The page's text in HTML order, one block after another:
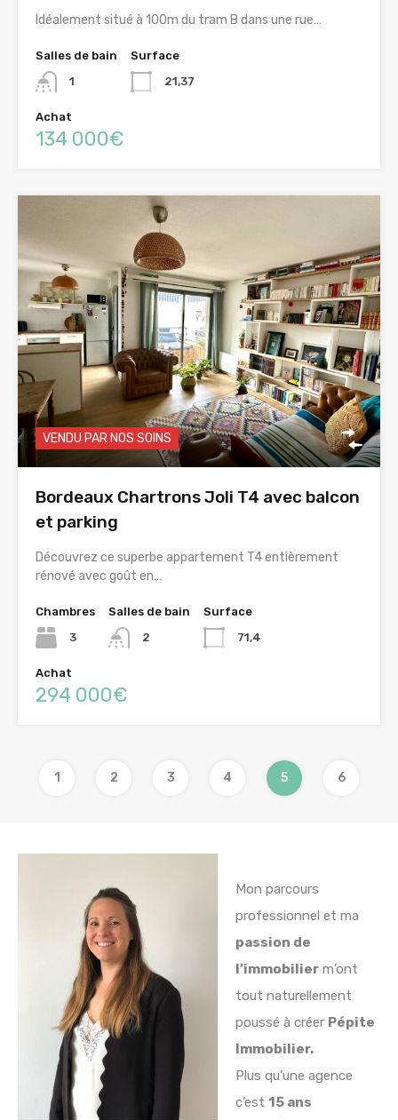
Idéalement situé à 100m du tram B dans une rue…
Salles de bain
1
Surface
21,37
Achat
134 000€
VENDU PAR NOS SOINS
Bordeaux Chartrons Joli T4 avec balcon
et parking
Découvrez ce superbe appartement T4 entièrement
rénové avec goût en…
Chambres
3
Salles de bain
2
Surface
71,4
Achat
294 000€
1 2 3 4 5 6
Mon parcours
professionnel et ma
passion de
l’immobilier m’ont
tout naturellement
poussé à créer Pépite
Immobilier.
Plus qu’une agence
c’est 15 ans